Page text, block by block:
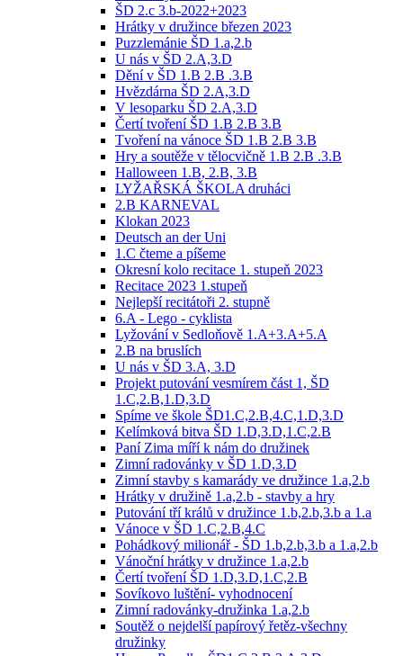
ŠD 2.c 3.b-2022+2023
Hrátky v družince březen 2023
Puzzlemánie ŠD 1.a,2.b
U nás v ŠD 2.A,3.D
Dění v ŠD 1.B 2.B .3.B
Hvězdárna ŠD 2.A,3.D
V lesoparku ŠD 2.A,3.D
Čertí tvoření ŠD 1.B 2.B 3.B
Tvoření na vánoce ŠD 1.B 2.B 3.B
Hry a soutěže v tělocvičně 1.B 2.B .3.B
Halloween 1.B, 2.B, 3.B
LYŽAŘSKÁ ŠKOLA druháci
2.B KARNEVAL
Klokan 2023
Deutsch an der Uni
1.C čteme a píšeme
Okresní kolo recitace 1. stupeň 2023
Recitace 2023 1.stupeň
Nejlepší recitátoři 2. stupně
6.A - Lego - cyklista
Lyžování v Sedloňově 1.A+3.A+5.A
2.B na bruslích
U nás v ŠD 3.A, 3.D
Projekt putování vesmírem část 1, ŠD
1.C,2.B,1.D,3.D
Spíme ve škole ŠD1.C,2.B,4.C,1.D,3.D
Kelímková bitva ŠD 1.D,3.D,1.C,2.B
Paní Zima míří k nám do družinek
Zimní radovánky v ŠD 1.D,3.D
Zimní stavby s kamarády ve družince 1.a,2.b
Hrátky v družině 1.a,2.b - stavby a hry
Putování tří králů v družince 1.b,2.b,3.b a 1.a
Vánoce v ŠD 1.C,2.B,4.C
Pohádkový milionář - ŠD 1.b,2.b,3.b a 1.a,2.b
Vánoční hrátky v družince 1.a,2.b
Čertí tvoření ŠD 1.D,3.D,1.C,2.B
Sovíkovo luštění- vyhodnocení
Zimní radovánky-družinka 1.a,2.b
Soutěž o nejdelší papírový řetěz-všechny
družinky